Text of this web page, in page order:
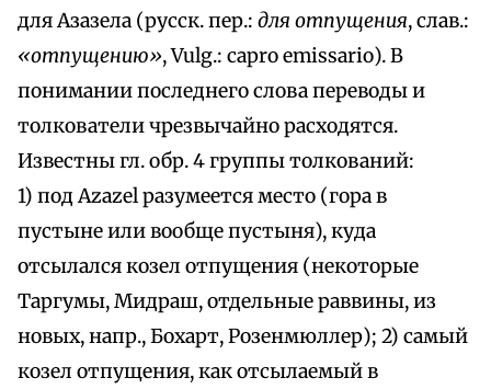
для Азазела (русск. пер.: для отпущения, слав.:
«отпущению», Vulg.: capro emissario). В
понимании последнего слова переводы и
толкователи чрезвычайно расходятся.
Известны гл. обр. 4 группы толкований:
1) под Azazel разумеется место (гора в
пустыне или вообще пустыня), куда
отсылался козел отпущения (некоторые
Таргумы, Мидраш, отдельные раввины, из
новых, напр., Бохарт, Розенмюллер); 2) самый
козел отпущения, как отсылаемый в